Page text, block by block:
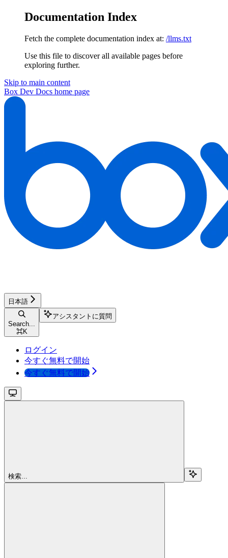
Documentation Index
Fetch the complete documentation index at: /llms.txt
Use this file to discover all available pages before
exploring further.
Skip to main content
Box Dev Docs home page
日本語
Search...
⌘K
アシスタントに質問
ログイン
今すぐ無料で開始
今すぐ無料で開始
検索...